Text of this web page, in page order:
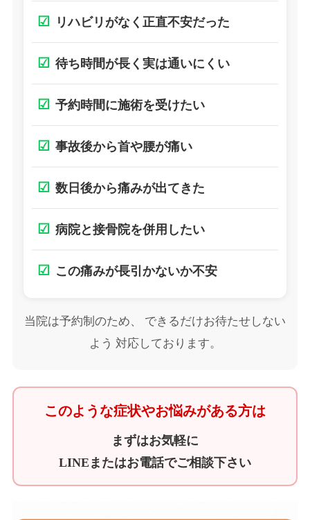
☑ リハビリがなく正直不安だった
☑ 待ち時間が長く実は通いにくい
☑ 予約時間に施術を受けたい
☑ 事故後から首や腰が痛い
☑ 数日後から痛みが出てきた
☑ 病院と接骨院を併用したい
☑ この痛みが長引かないか不安
当院は予約制のため、 できるだけお待たせしない
よう 対応しております。
このような症状やお悩みがある方は
まずはお気軽に
LINEまたはお電話でご相談下さい